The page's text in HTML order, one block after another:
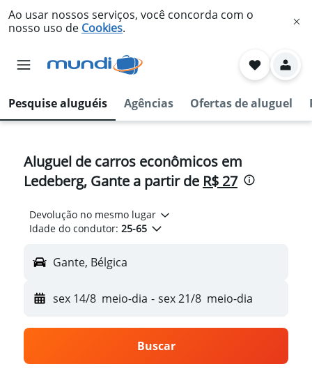
Ao usar nossos serviços, você concorda com o
nosso uso de Cookies.
Pesquise aluguéis Agências Ofertas de aluguel
Aluguel de carros econômicos em
Ledeberg, Gante a partir de R$ 27
Devolução no mesmo lugar
Idade do condutor: 25-65
Gante, Bélgica
sex 14/8 meio-dia - sex 21/8 meio-dia
Buscar